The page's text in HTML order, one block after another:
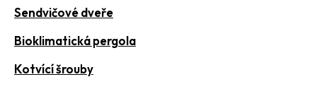
Sendvičové dveře
Bioklimatická pergola
Kotvící šrouby